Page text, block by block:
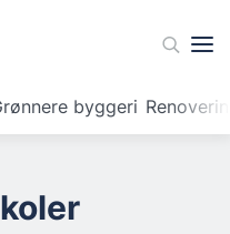
byggeri